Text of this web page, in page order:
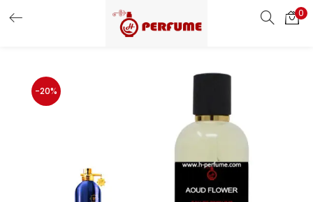
0
-20%
Enter your username and password to login.
Remember me